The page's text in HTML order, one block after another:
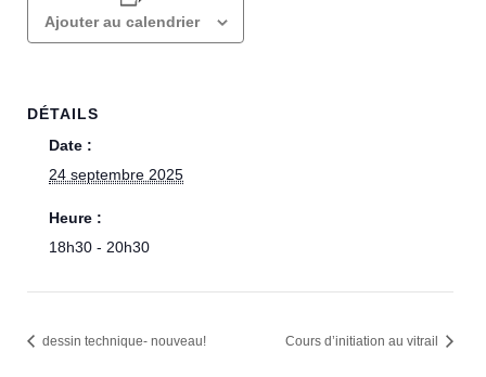
Ajouter au calendrier
DÉTAILS
Date :
24 septembre 2025
Heure :
18h30 - 20h30
dessin technique- nouveau! Cours d’initiation au vitrail